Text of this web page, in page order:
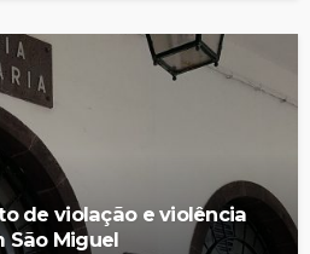
de violação e violência
São Miguel